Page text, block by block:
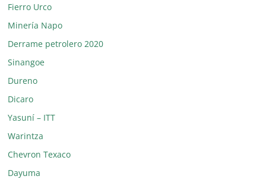
Fierro Urco
Minería Napo
Derrame petrolero 2020
Sinangoe
Dureno
Dicaro
Yasuní – ITT
Warintza
Chevron Texaco
Dayuma